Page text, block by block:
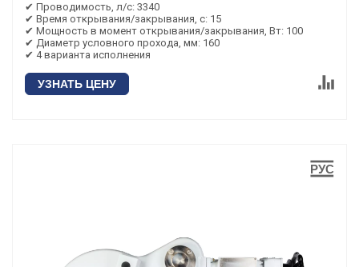
✔ Проводимость, л/с: 3340
✔ Время открывания/закрывания, с: 15
✔ Мощность в момент открывания/закрывания, Вт: 100
✔ Диаметр условного прохода, мм: 160
✔ 4 варианта исполнения
УЗНАТЬ ЦЕНУ